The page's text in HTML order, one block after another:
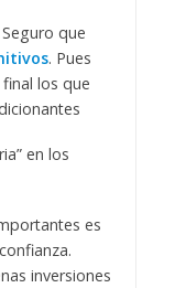
que
. Pues
los que
en los
es
inversiones